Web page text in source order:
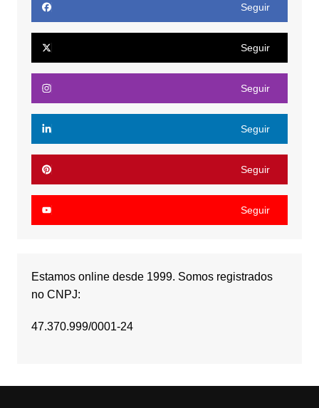
Seguir
Seguir
Seguir
Seguir
Seguir
Seguir
Estamos online desde 1999. Somos registrados
no CNPJ:
47.370.999/0001-24